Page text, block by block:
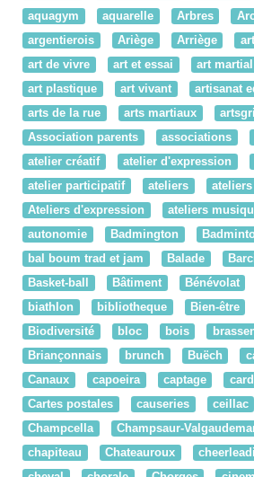
aquagym
aquarelle Arbres
argentierois
Ariège Arriège art
art de vivre
art et essai
art
art plastique
art vivant
artisanat
arts de la rue
arts martiaux
Association parents
associations
atelier créatif
atelier d'expression
atelier participatif
ateliers
Ateliers d'expression
ateliers
autonomie
Badmington
bal boum trad et jam
Balade
Basket-ball
Bâtiment Bénévolat
biathlon
bibliotheque Bien-être
Biodiversité
bloc bois
Briançonnais
brunch Buëch
Canaux
capoeira captage
Cartes postales
causeries ceillac
Champcella
Champsaur-
chapiteau
Chateauroux